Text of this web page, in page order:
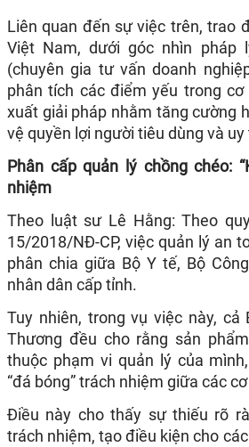
Liên quan đến sự việc trên, trao
Việt Nam, dưới góc nhìn pháp
(chuyên gia tư vấn doanh
phân tích các điểm yếu trong
xuất giải pháp nhằm tăng cường
vệ quyền lợi người tiêu dùng và
Phân cấp quản lý chồng chéo:
nhiệm
Theo luật sư Lê Hằng: Theo
15/2018/NĐ-CP, việc quản lý an
phân chia giữa Bộ Y tế, Bộ
nhân dân cấp tỉnh.
Tuy nhiên, trong vụ việc này, cả
Thương đều cho rằng sản
thuộc phạm vi quản lý của
“đá bóng” trách nhiệm giữa các
Điều này cho thấy sự thiếu rõ
trách nhiệm, tạo điều kiện cho